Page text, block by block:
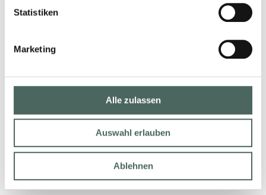
Statistiken
Marketing
Alle zulassen
Auswahl erlauben
Ablehnen